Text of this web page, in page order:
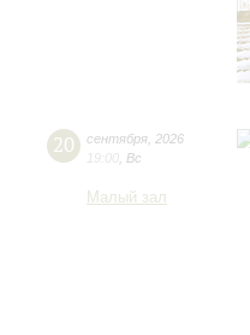
20 сентября 2026
19:00 Вс
Малый зал